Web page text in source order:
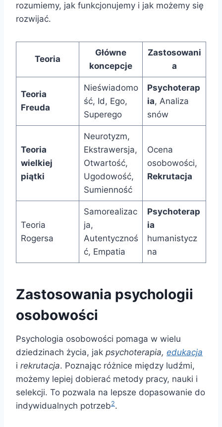
rozumiemy, jak funkcjonujemy i jak możemy się
rozwijać.
Teoria
Główne
koncepcje
Zastosowani
a
Teoria
Freuda
Nieświadomo
ść, Id, Ego,
Superego
Psychoterap
ia, Analiza
snów
Teoria
wielkiej
piątki
Neurotyzm,
Ekstrawersja,
Otwartość,
Ugodowość,
Sumienność
Ocena
osobowości,
Rekrutacja
Teoria
Rogersa
Samorealizac
ja,
Autentycznoś
ć, Empatia
Psychoterap
ia
humanistycz
na
Zastosowania psychologii
osobowości
Psychologia osobowości pomaga w wielu
dziedzinach życia, jak psychoterapia, edukacja
i rekrutacja. Poznając różnice między ludźmi,
możemy lepiej dobierać metody pracy, nauki i
selekcji. To pozwala na lepsze dopasowanie do
indywidualnych potrzeb2.